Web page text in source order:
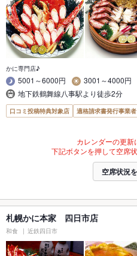
かに専門店♪
5001～6000円
3001～4000円
地下鉄鶴舞線八事駅より徒歩2分
口コミ投稿特典対象店 適格請求書発行事業者
カレンダーの更新
下記ボタンを押して空席
空席状況
札幌かに本家 四日市店
和食 近鉄四日市